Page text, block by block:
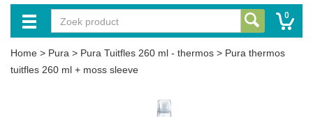
0
Home > Pura > Pura Tuitfles 260 ml - thermos > Pura thermos
tuitfles 260 ml + moss sleeve